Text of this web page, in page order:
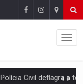
Polícia Civil deflagra a terceira fase da